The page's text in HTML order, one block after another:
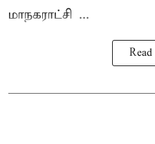
மாநகராட்சி ...